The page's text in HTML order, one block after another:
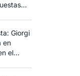
Giorgi
en
el